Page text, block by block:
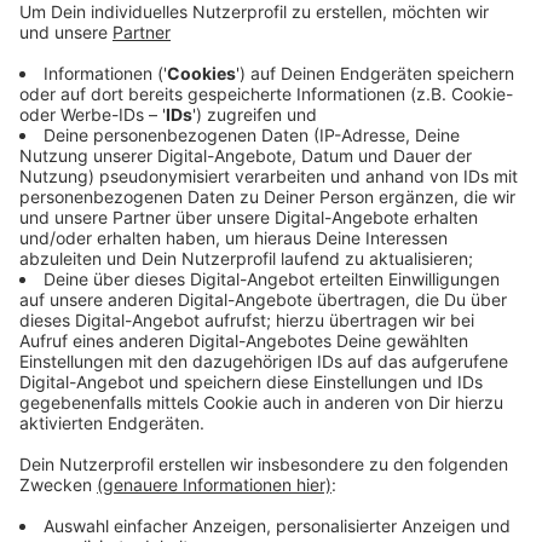
Händler legen in der App Accounts an, die Nutzer
können diesen Accounts folgen und bekommen dann
Angebote für ihren Standort. Für Nutzer und Händler
ist die App selbst kostenlos. Nach einem
erfolgreichen Testlauf wollen die Entwickler im
Frühjahr in Duisburg starten. Danach sollen weitere
Städte dazukommen, auch bei uns im Kreis Wesel.
Anzeige
Anzeige